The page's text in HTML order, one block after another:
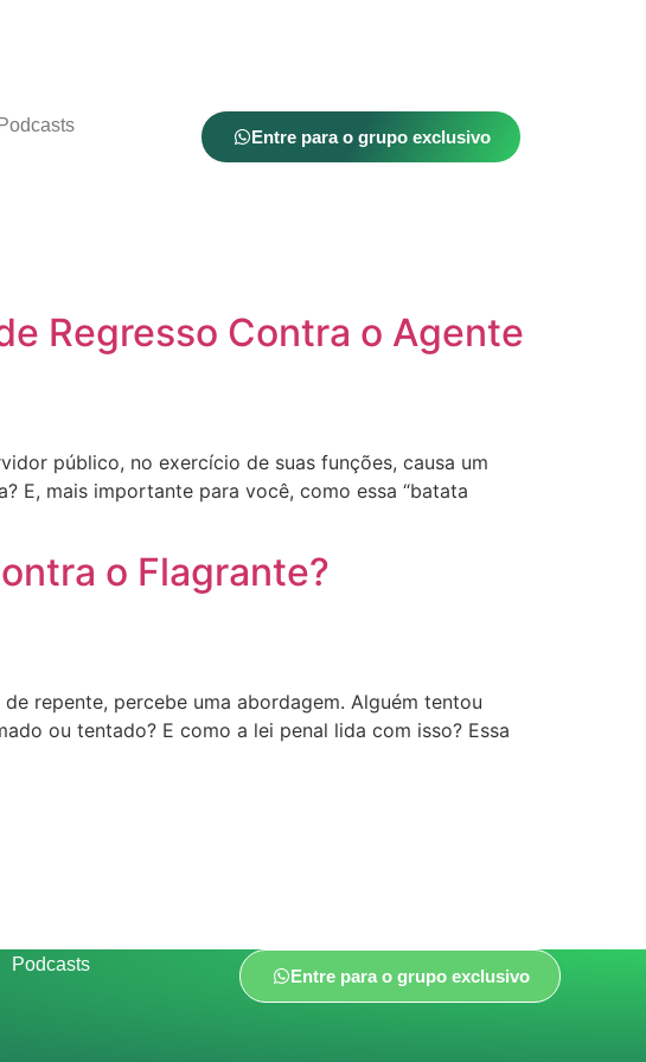
Podcasts
Entre para o grupo exclusivo
Regresso Contra o Agente
público, no exercício de suas funções, causa um
E, mais importante para você, como essa “batata
o Flagrante?
repente, percebe uma abordagem. Alguém tentou
ou tentado? E como a lei penal lida com isso? Essa
Podcasts
Entre para o grupo exclusivo